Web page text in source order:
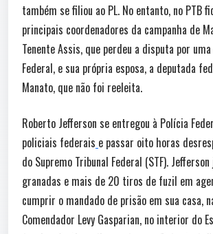
também se filiou ao PL. No entanto, no PTB
principais coordenadores da campanha de
Tenente Assis, que perdeu a disputa por
Federal, e sua própria esposa, a deputada
Manato, que não foi reeleita.
Roberto Jefferson se entregou à Polícia
policiais federais e passar oito horas
do Supremo Tribunal Federal (STF).
granadas e mais de 20 tiros de fuzil em
cumprir o mandado de prisão em sua casa,
Comendador Levy Gasparian, no interior do